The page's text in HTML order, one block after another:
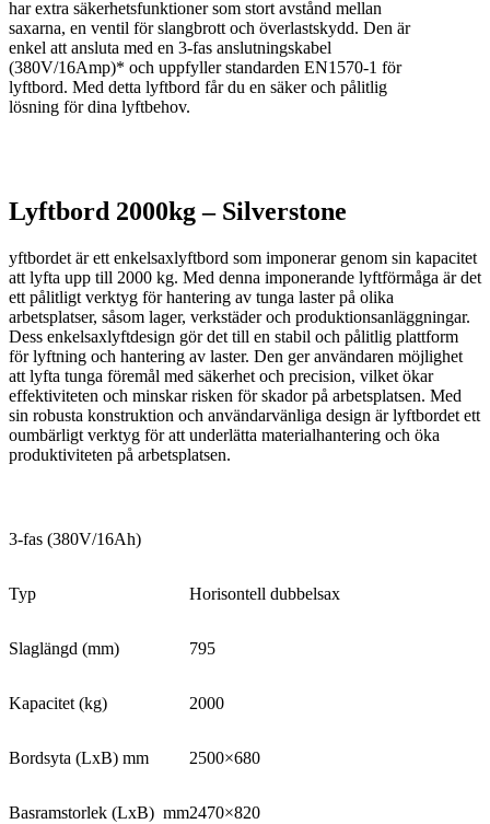
har extra säkerhetsfunktioner som stort avstånd mellan
saxarna, en ventil för slangbrott och överlastskydd. Den är
enkel att ansluta med en 3-fas anslutningskabel
(380V/16Amp)* och uppfyller standarden EN1570-1 för
lyftbord. Med detta lyftbord får du en säker och pålitlig
lösning för dina lyftbehov.
Lyftbord 2000kg – Silverstone
yftbordet är ett enkelsaxlyftbord som imponerar genom sin kapacitet
att lyfta upp till 2000 kg. Med denna imponerande lyftförmåga är det
ett pålitligt verktyg för hantering av tunga laster på olika
arbetsplatser, såsom lager, verkstäder och produktionsanläggningar.
Dess enkelsaxlyftdesign gör det till en stabil och pålitlig plattform
för lyftning och hantering av laster. Den ger användaren möjlighet
att lyfta tunga föremål med säkerhet och precision, vilket ökar
effektiviteten och minskar risken för skador på arbetsplatsen. Med
sin robusta konstruktion och användarvänliga design är lyftbordet ett
oumbärligt verktyg för att underlätta materialhantering och öka
produktiviteten på arbetsplatsen.
3-fas (380V/16Ah)
Typ Horisontell dubbelsax
Slaglängd (mm) 795
Kapacitet (kg) 2000
Bordsyta (LxB) mm 2500×680
Basramstorlek (LxB) mm2470×820